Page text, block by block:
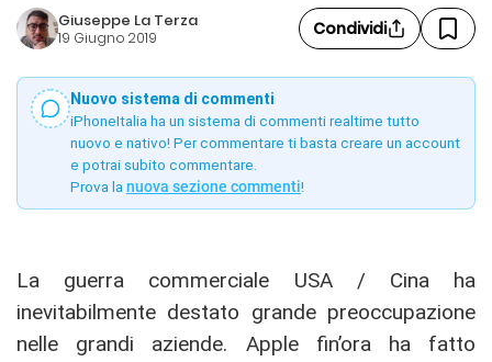
Giuseppe La Terza
19 Giugno 2019 Condividi
Nuovo sistema di commenti
iPhoneItalia ha un sistema di commenti realtime tutto
nuovo e nativo! Per commentare ti basta creare un account
e potrai subito commentare.
Prova la nuova sezione commenti!
La guerra commerciale USA / Cina ha
inevitabilmente destato grande preoccupazione
nelle grandi aziende. Apple fin’ora ha fatto